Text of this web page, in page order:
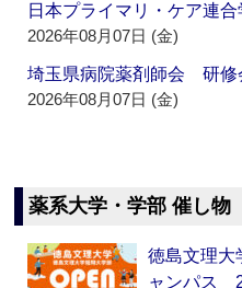
日本プライマリ・ケア
2026年08月07日 (金)
埼玉県病院薬剤師会 研
2026年08月07日 (金)
薬系大学・学部 催し物
徳島文理
ャンパス